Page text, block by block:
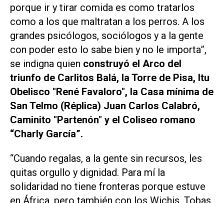
porque ir y tirar comida es como tratarlos
como a los que maltratan a los perros. A los
grandes psicólogos, sociólogos y a la gente
con poder esto lo sabe bien y no le importa”,
se indigna quien construyó el Arco del
triunfo de Carlitos Balá, la Torre de Pisa, Itu
Obelisco "René Favaloro", la Casa mínima de
San Telmo (Réplica) Juan Carlos Calabró,
Caminito "Partenón" y el Coliseo romano
“Charly García”.
“Cuando regalas, a la gente sin recursos, les
quitas orgullo y dignidad. Para mí la
solidaridad no tiene fronteras porque estuve
en África, pero también con los Wichis, Tobas,